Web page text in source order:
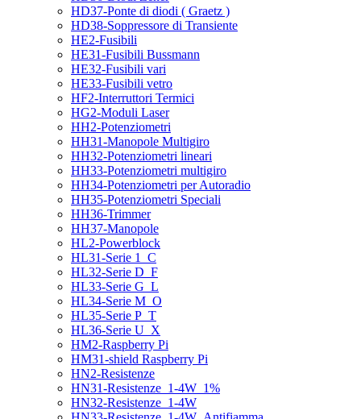
HD37-Ponte di diodi ( Graetz )
HD38-Soppressore di Transiente
HE2-Fusibili
HE31-Fusibili Bussmann
HE32-Fusibili vari
HE33-Fusibili vetro
HF2-Interruttori Termici
HG2-Moduli Laser
HH2-Potenziometri
HH31-Manopole Multigiro
HH32-Potenziometri lineari
HH33-Potenziometri multigiro
HH34-Potenziometri per Autoradio
HH35-Potenziometri Speciali
HH36-Trimmer
HH37-Manopole
HL2-Powerblock
HL31-Serie 1_C
HL32-Serie D_F
HL33-Serie G_L
HL34-Serie M_O
HL35-Serie P_T
HL36-Serie U_X
HM2-Raspberry Pi
HM31-shield Raspberry Pi
HN2-Resistenze
HN31-Resistenze_1-4W_1%
HN32-Resistenze_1-4W